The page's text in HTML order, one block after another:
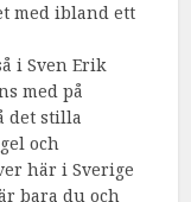
med ibland ett
i Sven Erik
med på
det stilla
och
här i Sverige
bara du och